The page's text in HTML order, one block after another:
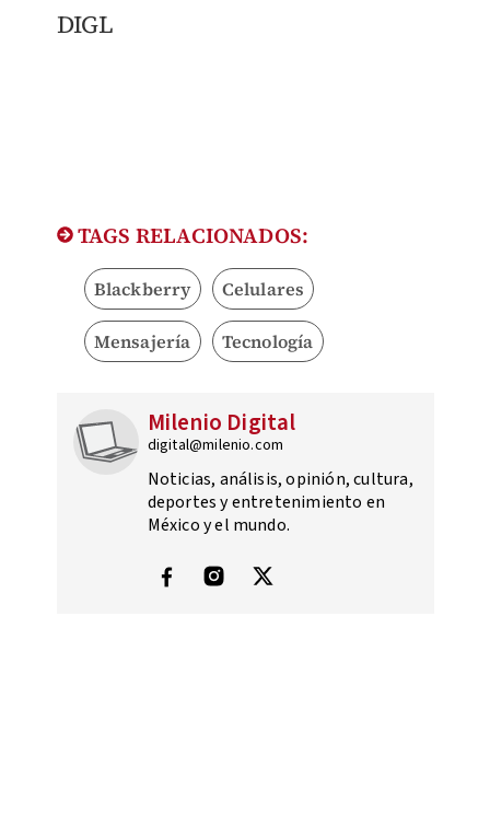
DIGL
TAGS RELACIONADOS:
Blackberry Celulares
Mensajería Tecnología
Milenio Digital
digital@milenio.com
Noticias, análisis, opinión, cultura,
deportes y entretenimiento en
México y el mundo.